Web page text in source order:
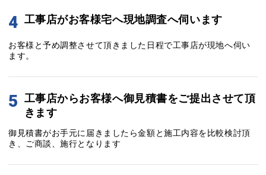
4 工事店がお客様宅へ現地調査へ伺います
お客様と予め調整させて頂きました日程で工事店が現地へ伺い
ます。
5 工事店からお客様へ御見積書をご提出させて頂
きます
御見積書がお手元に届きましたら金額と施工内容を比較検討頂
き、ご商談、施行となります